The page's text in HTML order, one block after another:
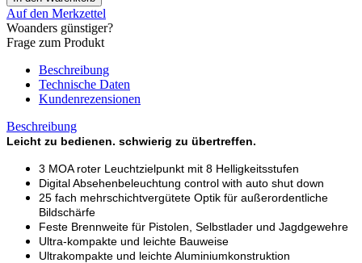
Auf den Merkzettel
Woanders günstiger?
Frage zum Produkt
Beschreibung
Technische Daten
Kundenrezensionen
Beschreibung
Leicht zu bedienen. schwierig zu übertreffen.
3 MOA roter Leuchtzielpunkt mit 8 Helligkeitsstufen
Digital Absehenbeleuchtung control with auto shut down
25 fach mehrschichtvergütete Optik für außerordentliche
Bildschärfe
Feste Brennweite für Pistolen, Selbstlader und Jagdgewehre
Ultra-kompakte und leichte Bauweise
Ultrakompakte und leichte Aluminiumkonstruktion